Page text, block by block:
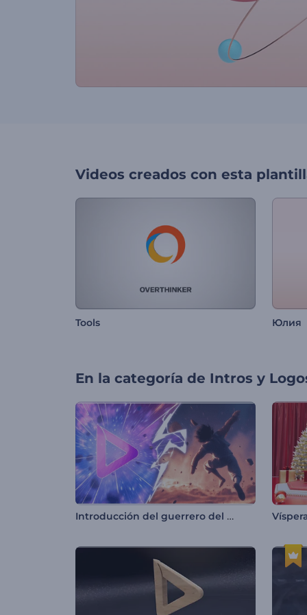
Videos creados con esta
Tools Юлия
En la categoría de Intros y
Introducción del guerrero del anime